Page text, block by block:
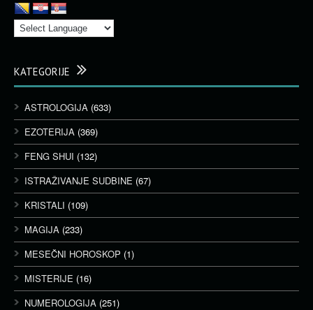
KATEGORIJE
ASTROLOGIJA (633)
EZOTERIJA (369)
FENG SHUI (132)
ISTRAŽIVANJE SUDBINE (67)
KRISTALI (109)
MAGIJA (233)
MESEČNI HOROSKOP (1)
MISTERIJE (16)
NUMEROLOGIJA (251)